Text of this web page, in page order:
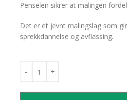
Penselen sikrer at malingen
Det er et jevnt malingslag som
sprekkdannelse og avflassing.